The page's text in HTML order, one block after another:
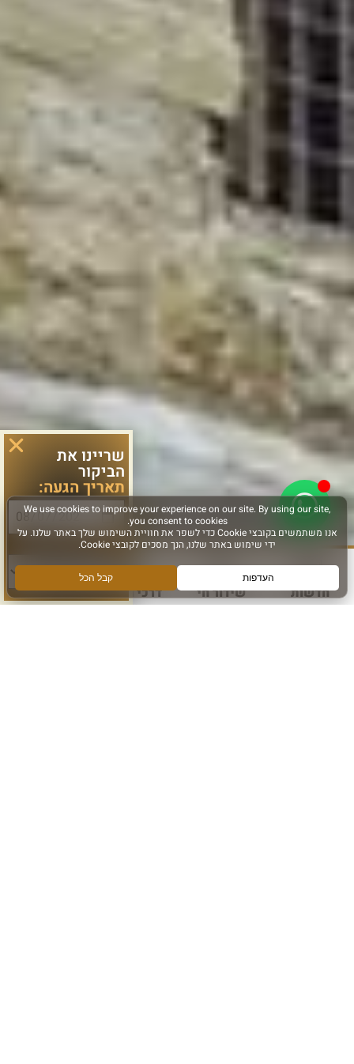
חדשות שידור חי דרכי הגעה עוד
שריינו את
הביקור
תאריך הגעה:
סוג פעילות: